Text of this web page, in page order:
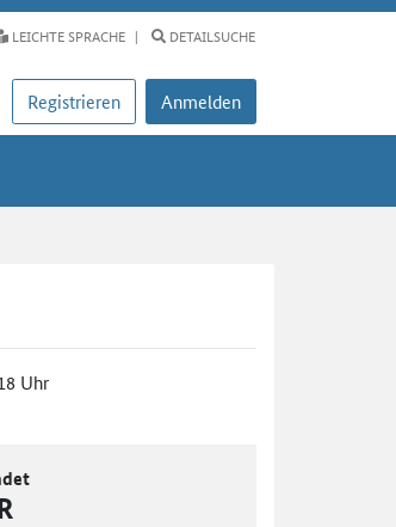
LEICHTE SPRACHE DETAILSUCHE
Registrieren Anmelden
Uhr